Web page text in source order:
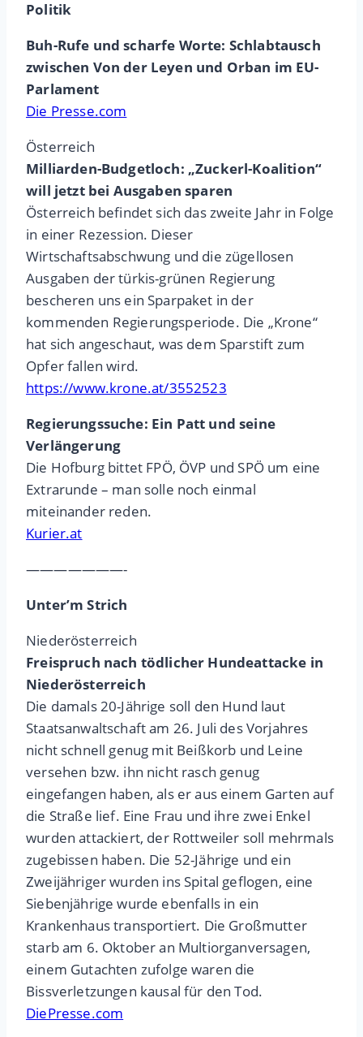
Politik
Buh-Rufe und scharfe Worte: Schlabtausch
zwischen Von der Leyen und Orban im EU-
Parlament
Die Presse.com
Österreich
Milliarden-Budgetloch: „Zuckerl-Koalition“
will jetzt bei Ausgaben sparen
Österreich befindet sich das zweite Jahr in Folge
in einer Rezession. Dieser
Wirtschaftsabschwung und die zügellosen
Ausgaben der türkis-grünen Regierung
bescheren uns ein Sparpaket in der
kommenden Regierungsperiode. Die „Krone“
hat sich angeschaut, was dem Sparstift zum
Opfer fallen wird.
https://www.krone.at/3552523
Regierungssuche: Ein Patt und seine
Verlängerung
Die Hofburg bittet FPÖ, ÖVP und SPÖ um eine
Extrarunde – man solle noch einmal
miteinander reden.
Kurier.at
———————-
Unter’m Strich
Niederösterreich
Freispruch nach tödlicher Hundeattacke in
Niederösterreich
Die damals 20-Jährige soll den Hund laut
Staatsanwaltschaft am 26. Juli des Vorjahres
nicht schnell genug mit Beißkorb und Leine
versehen bzw. ihn nicht rasch genug
eingefangen haben, als er aus einem Garten auf
die Straße lief. Eine Frau und ihre zwei Enkel
wurden attackiert, der Rottweiler soll mehrmals
zugebissen haben. Die 52-Jährige und ein
Zweijähriger wurden ins Spital geflogen, eine
Siebenjährige wurde ebenfalls in ein
Krankenhaus transportiert. Die Großmutter
starb am 6. Oktober an Multiorganversagen,
einem Gutachten zufolge waren die
Bissverletzungen kausal für den Tod.
DiePresse.com